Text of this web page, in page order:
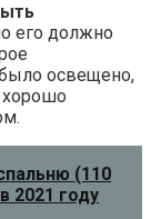
его должно
было освещено,
хорошо
(110
2021 году